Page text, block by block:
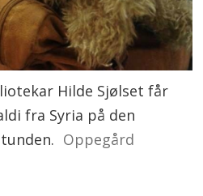
Hilde Sjølset får
fra Syria på den
Oppegård